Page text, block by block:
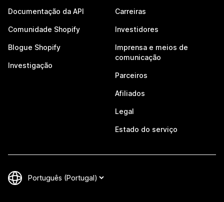
Documentação da API
Comunidade Shopify
Blogue Shopify
Investigação
Carreiras
Investidores
Imprensa e meios de
comunicação
Parceiros
Afiliados
Legal
Estado do serviço